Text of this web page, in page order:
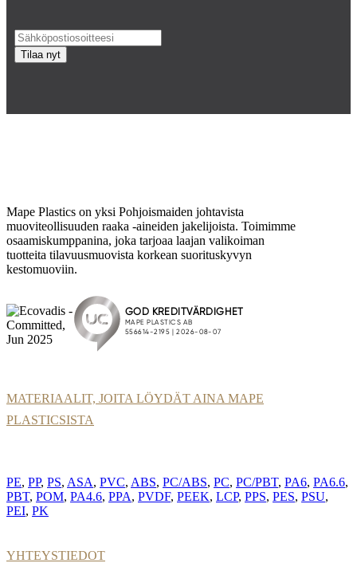
Mape Plastics on yksi Pohjoismaiden johtavista
muoviteollisuuden raaka -aineiden jakelijoista. Toimimme
osaamiskumppanina, joka tarjoaa laajan valikoiman
tuotteita tilavuusmuovista korkean suorituskyvyn
kestomuoviin.
MATERIAALIT, JOITA LÖYDÄT AINA MAPE
PLASTICSISTA
PE, PP, PS, ASA, PVC, ABS, PC/ABS, PC, PC/PBT, PA6, PA6.6,
PBT, POM, PA4.6, PPA, PVDF, PEEK, LCP, PPS, PES, PSU,
PEI, PK
YHTEYSTIEDOT